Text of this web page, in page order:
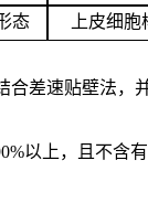
态
上皮细胞
差速贴壁法，
以上，且不含